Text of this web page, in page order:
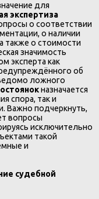
для
экспертиза
о соответствии
о наличии
также о стоимости
значимость
эксперта как
об
ложного
назначается
спора, так и
Важно подчеркнуть,
вопросы
исключительно
такой
и
судебной